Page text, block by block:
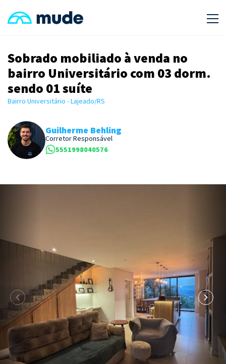
Sobrado mobiliado à venda no
bairro Universitário com 03 dorm.
sendo 01 suíte
Bairro Universitário - Lajeado/RS
Guilherme Behling
Corretor Responsável
5551998040576